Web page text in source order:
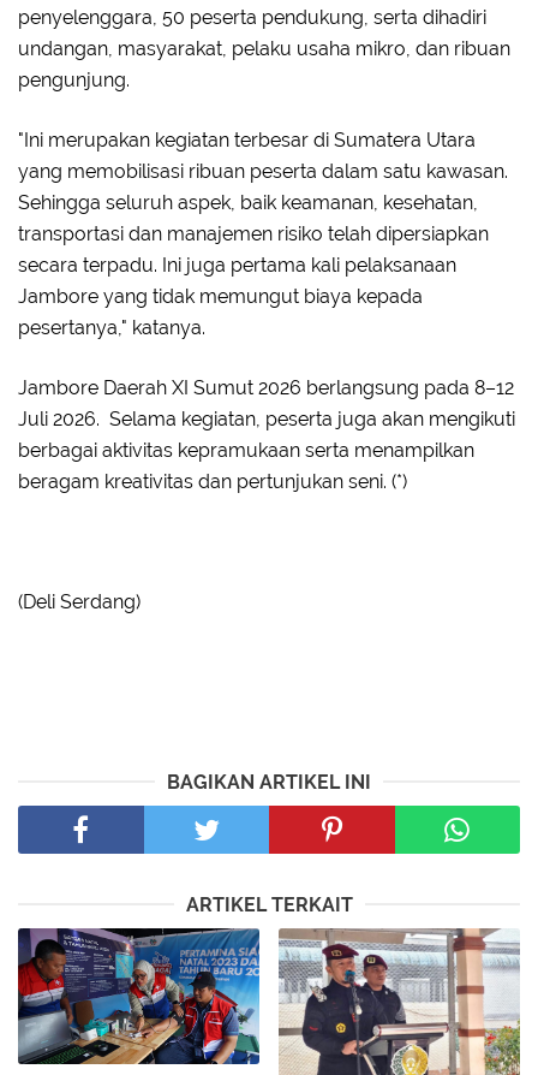
penyelenggara, 50 peserta pendukung, serta dihadiri
undangan, masyarakat, pelaku usaha mikro, dan ribuan
pengunjung.
"Ini merupakan kegiatan terbesar di Sumatera Utara
yang memobilisasi ribuan peserta dalam satu kawasan.
Sehingga seluruh aspek, baik keamanan, kesehatan,
transportasi dan manajemen risiko telah dipersiapkan
secara terpadu. Ini juga pertama kali pelaksanaan
Jambore yang tidak memungut biaya kepada
pesertanya," katanya.
Jambore Daerah XI Sumut 2026 berlangsung pada 8–12
Juli 2026. Selama kegiatan, peserta juga akan mengikuti
berbagai aktivitas kepramukaan serta menampilkan
beragam kreativitas dan pertunjukan seni. (*)
(Deli Serdang)
BAGIKAN ARTIKEL INI
ARTIKEL TERKAIT